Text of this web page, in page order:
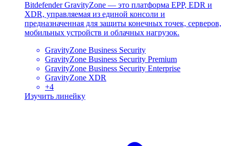
Bitdefender GravityZone — это платформа EPP, EDR и
XDR, управляемая из единой консоли и
предназначенная для защиты конечных точек, серверов,
мобильных устройств и облачных нагрузок.
GravityZone Business Security
GravityZone Business Security Premium
GravityZone Business Security Enterprise
GravityZone XDR
+4
Изучить линейку